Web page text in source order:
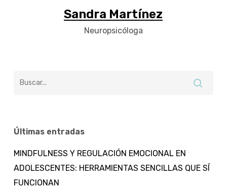
Sandra Martínez
Neuropsicóloga
Últimas entradas
MINDFULNESS Y REGULACIÓN EMOCIONAL EN
ADOLESCENTES: HERRAMIENTAS SENCILLAS QUE SÍ
FUNCIONAN